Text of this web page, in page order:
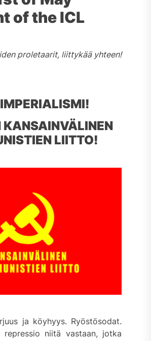
of the ICL
proletaarit, liittykää yhteen!
KANSAINVÄLINEN
LIITTO!
ja köyhyys. Ryöstösodat.
repressio niitä vastaan, jotka